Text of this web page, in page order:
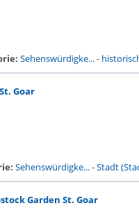
Sehenswürdigke...-
Goar
Sehenswürdigke...-Stadt
Garden St. Goar